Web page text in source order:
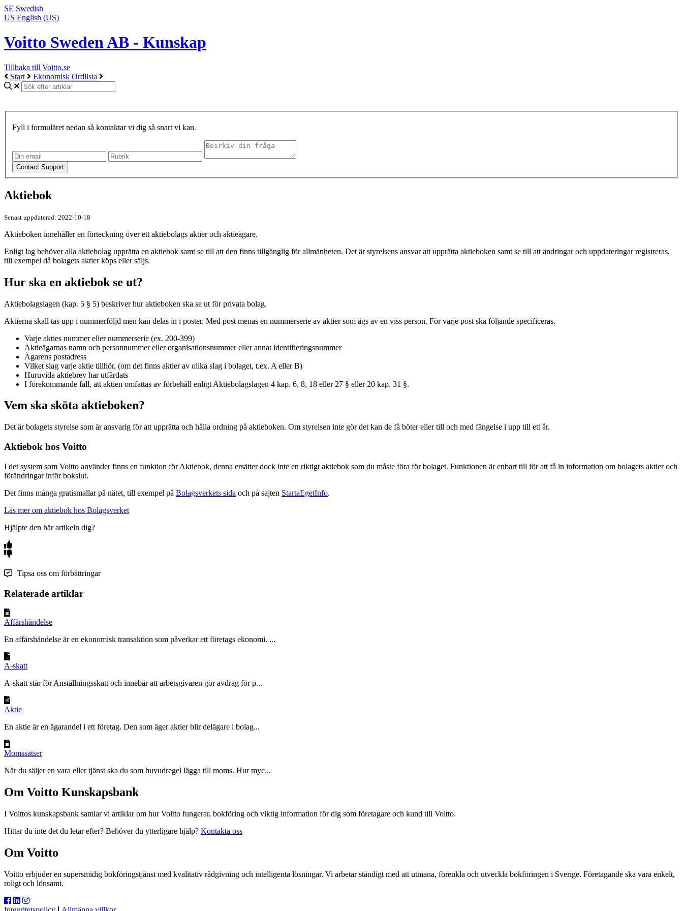
SE Swedish
US English (US)
Voitto Sweden AB - Kunskap
Tillbaka till Voitto.se
Start
Ekonomisk Ordlista
Fyll i formuläret nedan så kontaktar vi dig så snart vi kan.
Aktiebok
Senast uppdaterad: 2022-10-18
Aktieboken innehåller en förteckning över ett aktiebolags aktier och aktieägare.
Enligt lag behöver alla aktiebolag upprätta en aktiebok samt se till att den finns tillgänglig för allmänheten. Det är styrelsens ansvar att upprätta aktieboken samt se till att ändringar och uppdateringar registreras,
till exempel då bolagets aktier köps eller säljs.
Hur ska en aktiebok se ut?
Aktiebolagslagen (kap. 5 § 5) beskriver hur aktieboken ska se ut för privata bolag.
Aktierna skall tas upp i nummerföljd men kan delas in i poster. Med post menas en nummerserie av aktier som ägs av en viss person. För varje post ska följande specificeras.
Varje akties nummer eller nummerserie (ex. 200-399)
Aktieägarnas namn och personnummer eller organisationsnummer eller annat identifieringsnummer
Ägarens postadress
Vilket slag varje aktie tillhör, (om det finns aktier av olika slag i bolaget, t.ex. A eller B)
Huruvida aktiebrev har utfärdats
I förekommande fall, att aktien omfattas av förbehåll enligt Aktiebolagslagen 4 kap. 6, 8, 18 eller 27 § eller 20 kap. 31 §.
Vem ska sköta aktieboken?
Det är bolagets styrelse som är ansvarig för att upprätta och hålla ordning på aktieboken. Om styrelsen inte gör det kan de få böter eller till och med fängelse i upp till ett år.
Aktiebok hos Voitto
I det system som Voitto använder finns en funktion för Aktiebok, denna ersätter dock inte en riktigt aktiebok som du måste föra för bolaget. Funktionen är enbart till för att få in information om bolagets aktier och
förändringar inför bokslut.
Det finns många gratismallar på nätet, till exempel på Bolagsverkets sida och på sajten StartaEgetInfo.
Läs mer om aktiebok hos Bolagsverket
Hjälpte den här artikeln dig?
Tipsa oss om förbättringar
Relaterade artiklar
Affärshändelse
En affärshändelse är en ekonomisk transaktion som påverkar ett företags ekonomi. ...
A-skatt
A-skatt står för Anställningsskatt och innebär att arbetsgivaren gör avdrag för p...
Aktie
En aktie är en ägarandel i ett företag. Den som äger aktier blir delägare i bolag...
Momssatser
När du säljer en vara eller tjänst ska du som huvudregel lägga till moms. Hur myc...
Om Voitto Kunskapsbank
I Voittos kunskapsbank samlar vi artiklar om hur Voitto fungerar, bokföring och viktig information för dig som företagare och kund till Voitto.
Hittar du inte det du letar efter? Behöver du ytterligare hjälp? Kontakta oss
Om Voitto
Voitto erbjuder en supersmidig bokföringstjänst med kvalitativ rådgivning och intelligenta lösningar. Vi arbetar ständigt med att utmana, förenkla och utveckla bokföringen i Sverige. Företagande ska vara enkelt,
roligt och lönsamt.